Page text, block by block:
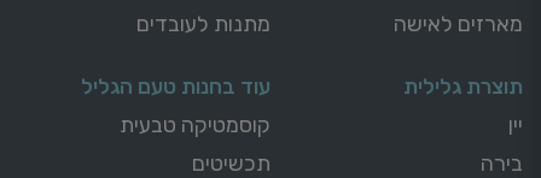
מארזים לאישה
מתנות לעובדים
תוצרת גלילית
יין
בירה
עוד בחנות טעם הגליל
קוסמטיקה טבעית
תכשיטים